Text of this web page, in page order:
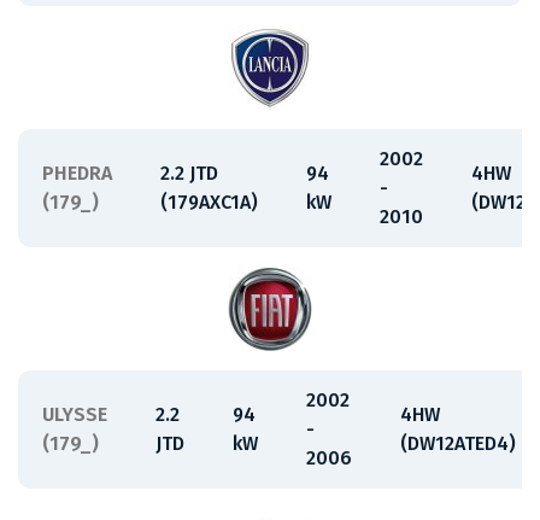
PHEDRA
(179_)
2.2 JTD
(179AXC1A)
94
kW
2002
-
2010
4HW
ULYSSE
(179_)
2.2
JTD
94
kW
2002
-
2006
4HW
(DW12ATED4)